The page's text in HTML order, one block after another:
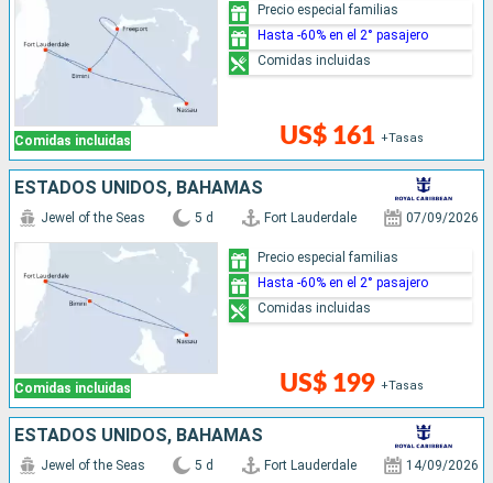
Comidas incluidas US$ 161 +Tasas
Precio especial familias
Hasta -60% en el 2° pasajero
Comidas incluidas
ESTADOS UNIDOS, BAHAMAS
Comidas incluidas
Jewel of the Seas 5 d Fort Lauderdale 07/09/2026
US$ 199 +Tasas
Precio especial familias
Hasta -60% en el 2° pasajero
Comidas incluidas
ESTADOS UNIDOS, BAHAMAS
Jewel of the Seas 5 d Fort Lauderdale 14/09/2026